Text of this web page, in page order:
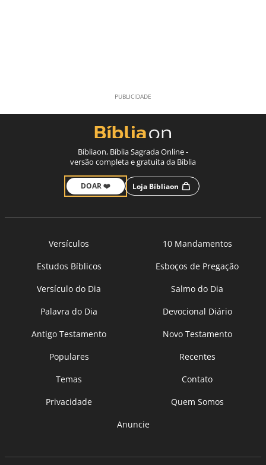
Bíbliaon, Bíblia Sagrada Online -
versão completa e gratuita da Bíblia
DOAR ❤️ Loja Bíbliaon
Versículos
10 Mandamentos
Estudos Bíblicos
Esboços de Pregação
Versículo do Dia
Salmo do Dia
Palavra do Dia
Devocional Diário
Antigo Testamento
Novo Testamento
Populares
Recentes
Temas
Contato
Privacidade
Quem Somos
Anuncie